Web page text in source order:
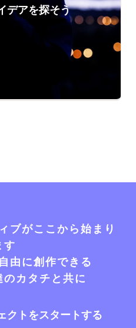
デアを探そう
ブがここから始まり
す
由に創作できる
カタチと共に
クトをスタートする